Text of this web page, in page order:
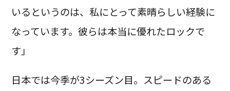
いるというのは、私にとって素晴らしい経験に
なっています。彼らは本当に優れたロックで
す」
日本では今季が3シーズン目。スピードのある